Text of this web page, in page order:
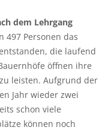
dem Lehrgang
497 Personen das
die laufend
öffnen ihre
leisten. Aufgrund der
Jahr wieder zwei
schon viele
können noch